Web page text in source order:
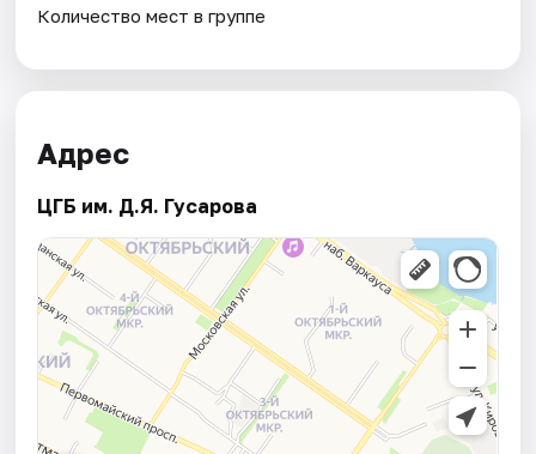
Количество мест в группе
Адрес
ЦГБ им. Д.Я. Гусарова